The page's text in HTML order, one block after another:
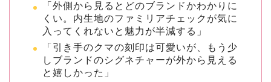
「外側から見るとどのブランドかわかりに
くい。内生地のファミリアチェックが気に
入ってくれないと魅力が半減する」
「引き手のクマの刻印は可愛いが、もう少
しブランドのシグネチャーが外から見える
と嬉しかった」